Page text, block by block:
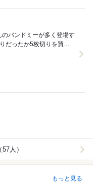
バンドミーが多く登場す
だったか5枚切りを買う
人）
もっと見る